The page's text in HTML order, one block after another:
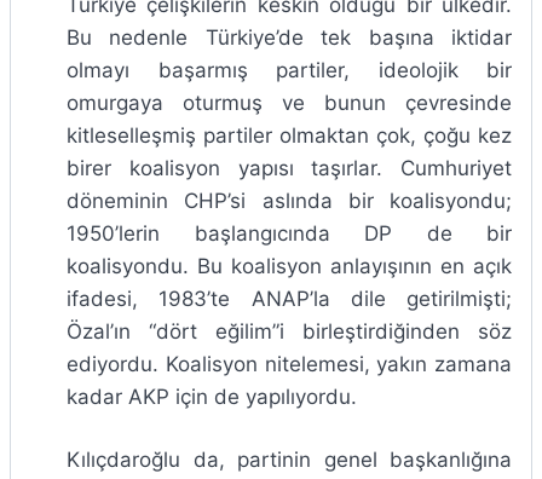
Bu nedenle Türkiye’de tek başına iktidar
olmayı başarmış partiler, ideolojik bir
omurgaya oturmuş ve bunun çevresinde
kitleselleşmiş partiler olmaktan çok, çoğu kez
birer koalisyon yapısı taşırlar. Cumhuriyet
döneminin CHP’si aslında bir koalisyondu;
1950’lerin başlangıcında DP de bir
koalisyondu. Bu koalisyon anlayışının en açık
ifadesi, 1983’te ANAP’la dile getirilmişti;
Özal’ın “dört eğilim”i birleştirdiğinden söz
ediyordu. Koalisyon nitelemesi, yakın zamana
kadar AKP için de yapılıyordu.
Kılıçdaroğlu da, partinin genel başkanlığına